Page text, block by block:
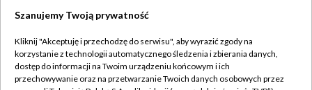
TVP
Abonament TVP
Regulamin TVP
Szanujemy Twoją prywatność
Kliknij "Akceptuję i przechodzę do serwisu", aby wyrazić zgody na
korzystanie z technologii automatycznego śledzenia i zbierania danych,
dostęp do informacji na Twoim urządzeniu końcowym i ich
przechowywanie oraz na przetwarzanie Twoich danych osobowych przez